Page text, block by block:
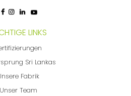
LINKS
Sri Lankas
Fabrik
Unser Team